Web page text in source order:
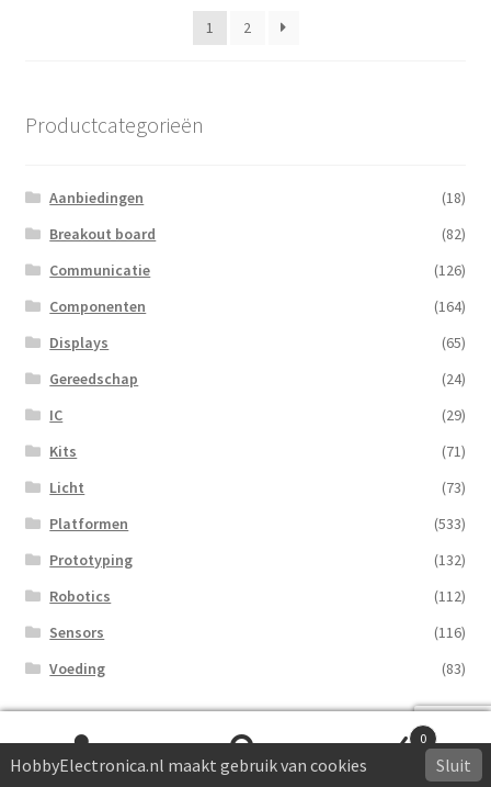
1
2
Productcategorieën
Aanbiedingen
(18)
Breakout board
(82)
Communicatie
(126)
Componenten
(164)
Displays
(65)
Gereedschap
(24)
IC
(29)
Kits
(71)
Licht
(73)
Platformen
(533)
Prototyping
(132)
Robotics
(112)
Sensors
(116)
Voeding
(83)
Filter op prijs
0
HobbyElectronica.nl maakt gebruik van cookies Sluit